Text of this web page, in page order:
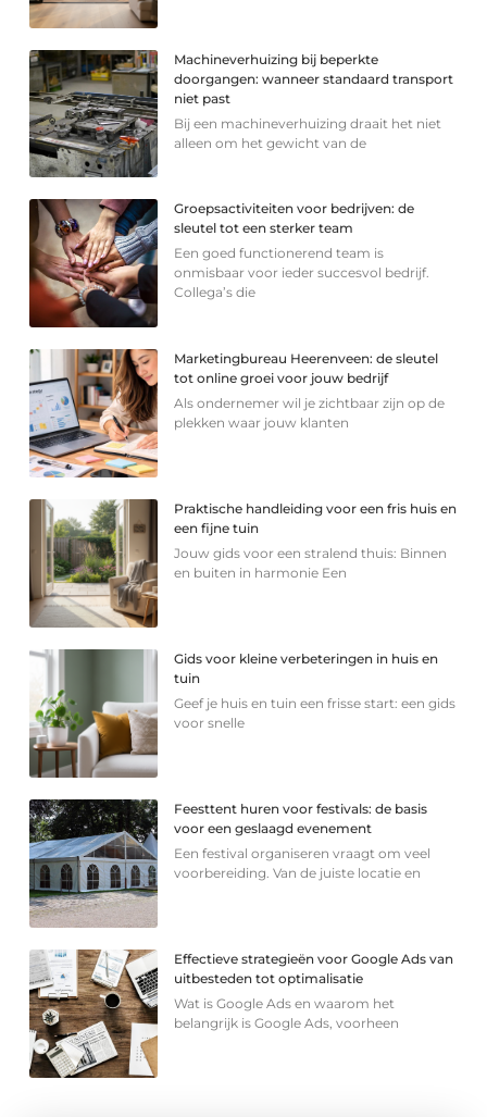
Machineverhuizing bij beperkte
doorgangen: wanneer standaard transport
niet past
Bij een machineverhuizing draait het niet
alleen om het gewicht van de
Groepsactiviteiten voor bedrijven: de
sleutel tot een sterker team
Een goed functionerend team is
onmisbaar voor ieder succesvol bedrijf.
Collega’s die
Marketingbureau Heerenveen: de sleutel
tot online groei voor jouw bedrijf
Als ondernemer wil je zichtbaar zijn op de
plekken waar jouw klanten
Praktische handleiding voor een fris huis en
een fijne tuin
Jouw gids voor een stralend thuis: Binnen
en buiten in harmonie Een
Gids voor kleine verbeteringen in huis en
tuin
Geef je huis en tuin een frisse start: een gids
voor snelle
Feesttent huren voor festivals: de basis
voor een geslaagd evenement
Een festival organiseren vraagt om veel
voorbereiding. Van de juiste locatie en
Effectieve strategieën voor Google Ads van
uitbesteden tot optimalisatie
Wat is Google Ads en waarom het
belangrijk is Google Ads, voorheen